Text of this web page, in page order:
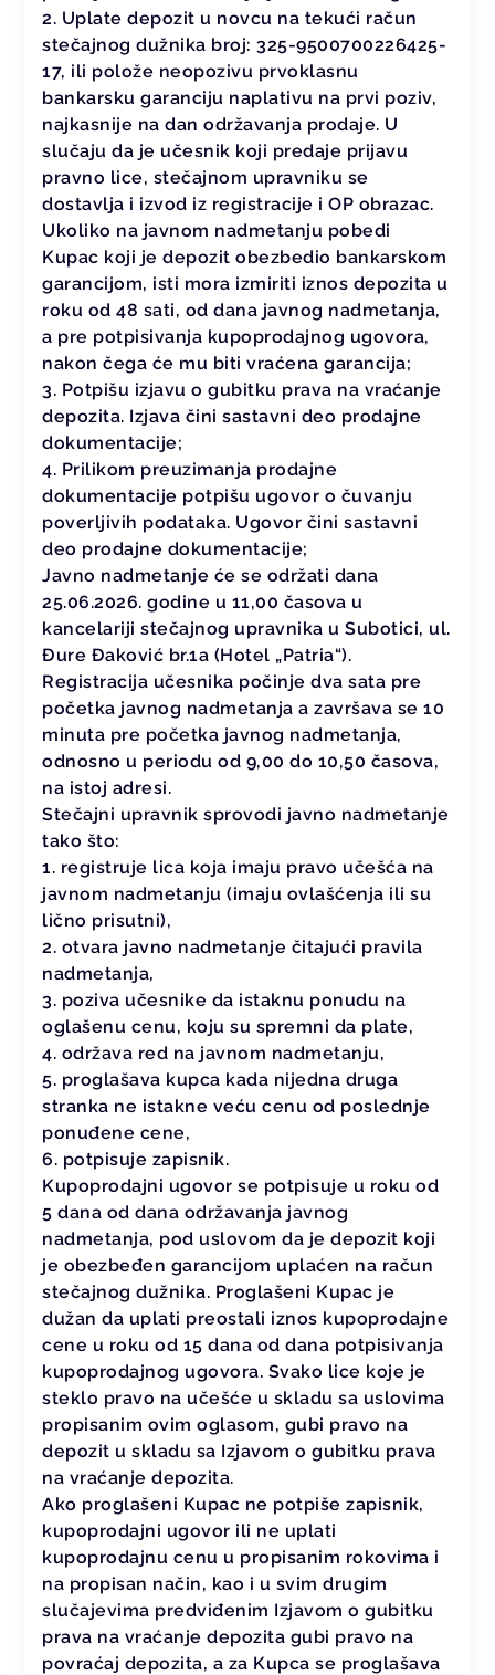
2. Uplate depozit u novcu na tekući račun
stečajnog dužnika broj: 325-9500700226425-
17, ili polože neopozivu prvoklasnu
bankarsku garanciju naplativu na prvi poziv,
najkasnije na dan održavanja prodaje. U
slučaju da je učesnik koji predaje prijavu
pravno lice, stečajnom upravniku se
dostavlja i izvod iz registracije i OP obrazac.
Ukoliko na javnom nadmetanju pobedi
Kupac koji je depozit obezbedio bankarskom
garancijom, isti mora izmiriti iznos depozita u
roku od 48 sati, od dana javnog nadmetanja,
a pre potpisivanja kupoprodajnog ugovora,
nakon čega će mu biti vraćena garancija;
3. Potpišu izjavu o gubitku prava na vraćanje
depozita. Izjava čini sastavni deo prodajne
dokumentacije;
4. Prilikom preuzimanja prodajne
dokumentacije potpišu ugovor o čuvanju
poverljivih podataka. Ugovor čini sastavni
deo prodajne dokumentacije;
Javno nadmetanje će se održati dana
25.06.2026. godine u 11,00 časova u
kancelariji stečajnog upravnika u Subotici, ul.
Đure Đaković br.1a (Hotel „Patria“).
Registracija učesnika počinje dva sata pre
početka javnog nadmetanja a završava se 10
minuta pre početka javnog nadmetanja,
odnosno u periodu od 9,00 do 10,50 časova,
na istoj adresi.
Stečajni upravnik sprovodi javno nadmetanje
tako što:
1. registruje lica koja imaju pravo učešća na
javnom nadmetanju (imaju ovlašćenja ili su
lično prisutni),
2. otvara javno nadmetanje čitajući pravila
nadmetanja,
3. poziva učesnike da istaknu ponudu na
oglašenu cenu, koju su spremni da plate,
4. održava red na javnom nadmetanju,
5. proglašava kupca kada nijedna druga
stranka ne istakne veću cenu od poslednje
ponuđene cene,
6. potpisuje zapisnik.
Kupoprodajni ugovor se potpisuje u roku od
5 dana od dana održavanja javnog
nadmetanja, pod uslovom da je depozit koji
je obezbeđen garancijom uplaćen na račun
stečajnog dužnika. Proglašeni Kupac je
dužan da uplati preostali iznos kupoprodajne
cene u roku od 15 dana od dana potpisivanja
kupoprodajnog ugovora. Svako lice koje je
steklo pravo na učešće u skladu sa uslovima
propisanim ovim oglasom, gubi pravo na
depozit u skladu sa Izjavom o gubitku prava
na vraćanje depozita.
Ako proglašeni Kupac ne potpiše zapisnik,
kupoprodajni ugovor ili ne uplati
kupoprodajnu cenu u propisanim rokovima i
na propisan način, kao i u svim drugim
slučajevima predviđenim Izjavom o gubitku
prava na vraćanje depozita gubi pravo na
povraćaj depozita, a za Kupca se proglašava